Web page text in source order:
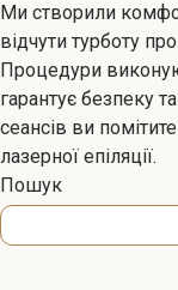
Ми створили
відчути турботу
Процедури
гарантує безпеку
сеансів ви
лазерної епіляції.
Пошук